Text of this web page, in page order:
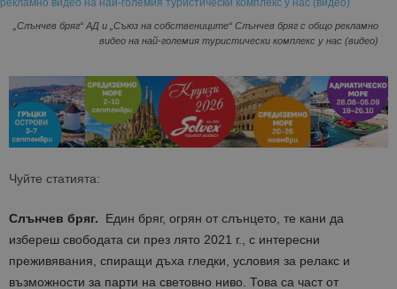
„Слънчев бряг“ АД и „Съюз на собствениците“ Слънчев бряг с общо рекламно
видео на най-големия туристически комплекс у нас (видео)
Чуйте статията:
Слънчев бряг.
Един бряг, огрян от слънцето, те кани да
избереш свободата си през лято 2021 г., с интересни
преживявания, спиращи дъха гледки, условия за релакс и
възможности за парти на световно ниво. Това са част от